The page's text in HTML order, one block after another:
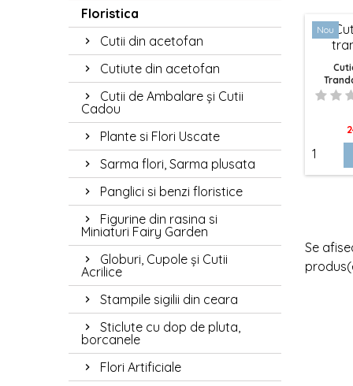
Floristica
Cutii din acetofan
Cutiute din acetofan
Cutii de Ambalare și Cutii
Cadou
Plante si Flori Uscate
Sarma flori, Sarma plusata
Panglici si benzi floristice
Figurine din rasina si
Miniaturi Fairy Garden
Globuri, Cupole și Cutii
Acrilice
Stampile sigilii din ceara
Sticlute cu dop de pluta,
borcanele
Flori Artificiale
1.
Unul
2.
La
notă
3.
La
Nou
Se